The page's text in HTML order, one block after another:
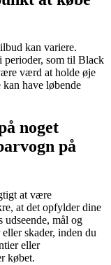
kan variere.
perioder, som til Black
værd at holde øje
kan have løbende
noget
på
at være
at det opfylder dine
mål og
skader, inden du
eller
købet.